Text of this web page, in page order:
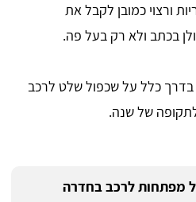
ורצוי כמובן לקבל את
בכתב ולא רק בעל פה.
כלל על שכפול שלט לרכב
של שנה.
מפתחות לרכב בחדרה